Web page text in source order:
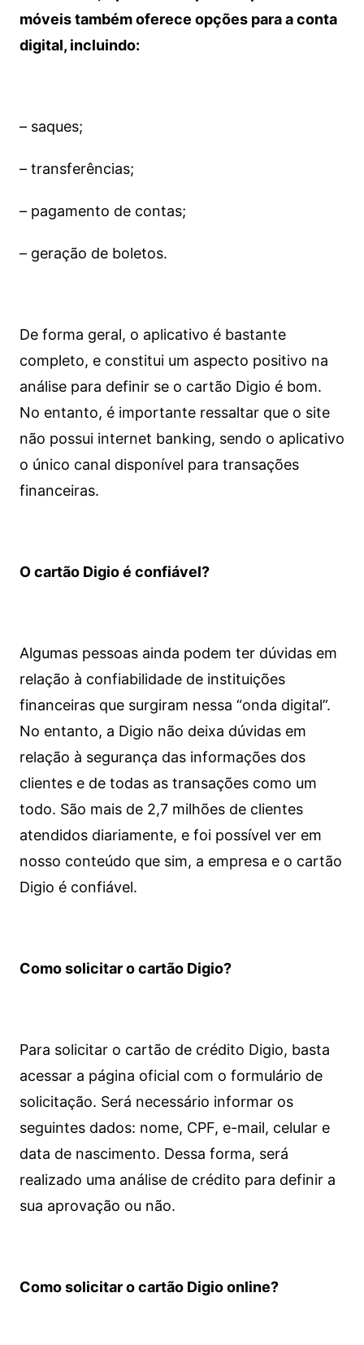
móveis também oferece opções para a conta
digital, incluindo:
– saques;
– transferências;
– pagamento de contas;
– geração de boletos.
De forma geral, o aplicativo é bastante
completo, e constitui um aspecto positivo na
análise para definir se o cartão Digio é bom.
No entanto, é importante ressaltar que o site
não possui internet banking, sendo o aplicativo
o único canal disponível para transações
financeiras.
O cartão Digio é confiável?
Algumas pessoas ainda podem ter dúvidas em
relação à confiabilidade de instituições
financeiras que surgiram nessa “onda digital”.
No entanto, a Digio não deixa dúvidas em
relação à segurança das informações dos
clientes e de todas as transações como um
todo. São mais de 2,7 milhões de clientes
atendidos diariamente, e foi possível ver em
nosso conteúdo que sim, a empresa e o cartão
Digio é confiável.
Como solicitar o cartão Digio?
Para solicitar o cartão de crédito Digio, basta
acessar a página oficial com o formulário de
solicitação. Será necessário informar os
seguintes dados: nome, CPF, e-mail, celular e
data de nascimento. Dessa forma, será
realizado uma análise de crédito para definir a
sua aprovação ou não.
Como solicitar o cartão Digio online?